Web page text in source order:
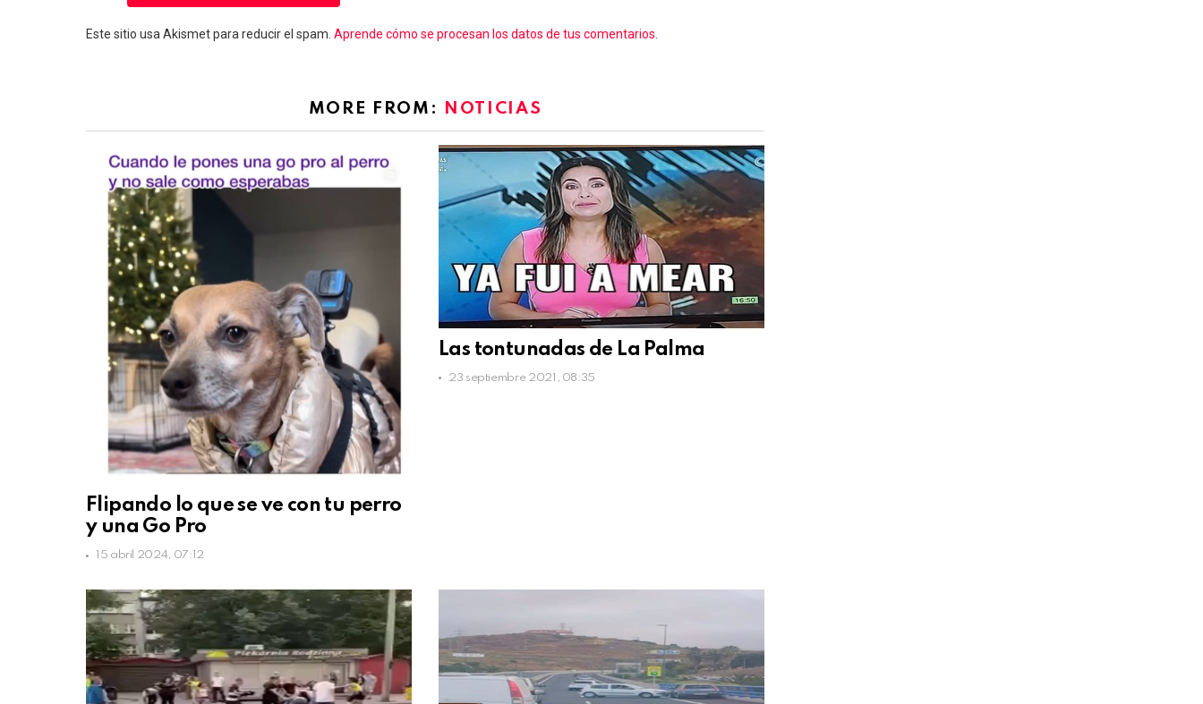
Este sitio usa Akismet para reducir el spam. Aprende cómo se procesan los datos de tus comentarios.
MORE FROM: NOTICIAS
Flipando lo que se ve con tu perro
y una Go Pro
15 abril 2024, 07:12
Las tontunadas de La Palma
23 septiembre 2021, 08:35